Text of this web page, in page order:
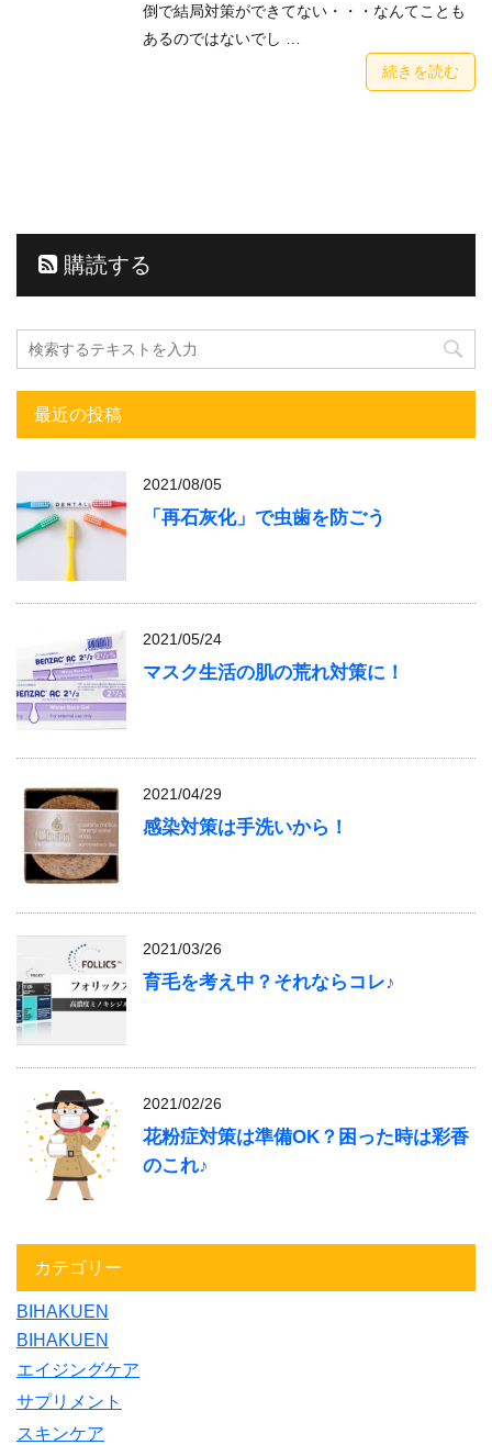
倒で結局対策ができてない・・・なんてことも
あるのではないでし …
続きを読む
購読する
最近の投稿
2021/08/05
「再石灰化」で虫歯を防ごう
2021/05/24
マスク生活の肌の荒れ対策に！
2021/04/29
感染対策は手洗いから！
2021/03/26
育毛を考え中？それならコレ♪
2021/02/26
花粉症対策は準備OK？困った時は彩香
のこれ♪
カテゴリー
BIHAKUEN
BIHAKUEN
エイジングケア
サプリメント
スキンケア